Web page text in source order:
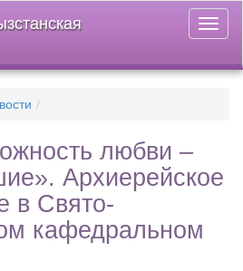
меню
любви –
Архиерейское
в Свято-
кафедральном